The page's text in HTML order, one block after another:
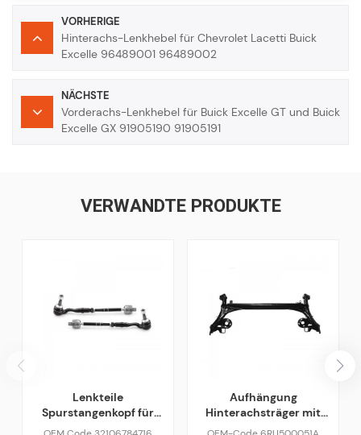
VORHERIGE
Hinterachs-Lenkhebel für Chevrolet Lacetti Buick
Excelle 96489001 96489002
NÄCHSTE
Vorderachs-Lenkhebel für Buick Excelle GT und Buick
Excelle GX 91905190 91905191
VERWANDTE PRODUKTE
Lenkteile
Spurstangenkopf für
BMW F10 F02 528i 535i
Aufhängung
Hinterachsträger mit
Stabilisator für VW-